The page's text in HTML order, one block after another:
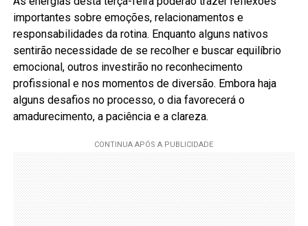
importantes sobre emoções, relacionamentos e
responsabilidades da rotina. Enquanto alguns nativos
sentirão necessidade de se recolher e buscar equilíbrio
emocional, outros investirão no reconhecimento
profissional e nos momentos de diversão. Embora haja
alguns desafios no processo, o dia favorecerá o
amadurecimento, a paciência e a clareza.